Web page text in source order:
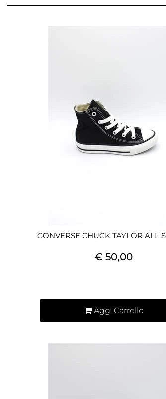
CONVERSE CHUCK TAYLOR ALL
€ 50,00
Agg. Carrello